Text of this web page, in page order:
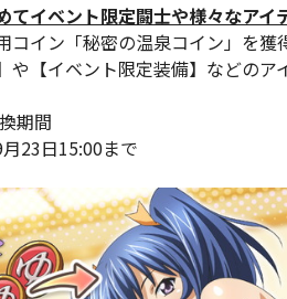
イベント限定闘士や様々なアイ
コイン「秘密の温泉コイン」を獲
や【イベント限定装備】などのア
期間
23日15:00まで